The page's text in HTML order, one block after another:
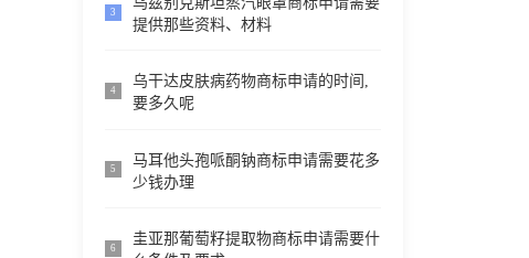
3
提供那些资料、材料
4
乌干达皮肤病药物商标申请的时间,
要多久呢
5
马耳他头孢哌酮钠商标申请需要花多
少钱办理
6
圭亚那葡萄籽提取物商标申请需要什